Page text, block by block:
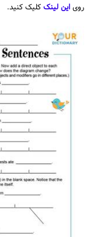
رویاین لینککلیک کنید.